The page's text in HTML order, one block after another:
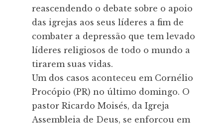
reascendendo o debate sobre o apoio
das igrejas aos seus líderes a fim de
combater a depressão que tem levado
líderes religiosos de todo o mundo a
tirarem suas vidas.
Um dos casos aconteceu em Cornélio
Procópio (PR) no último domingo. O
pastor Ricardo Moisés, da Igreja
Assembleia de Deus, se enforcou em